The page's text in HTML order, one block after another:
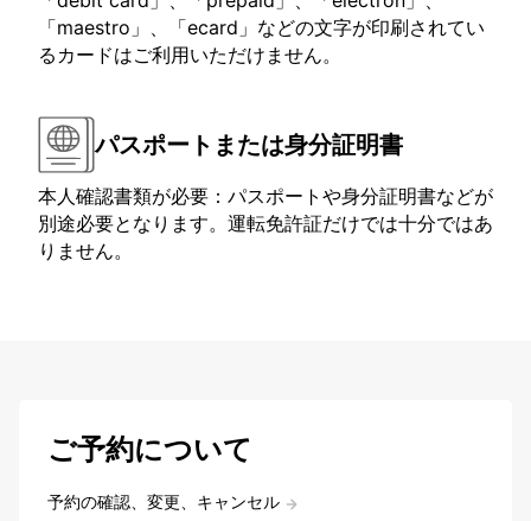
「maestro」、「ecard」などの文字が印刷されてい
るカードはご利用いただけません。
パスポートまたは身分証明書
本人確認書類が必要：パスポートや身分証明書などが
別途必要となります。運転免許証だけでは十分ではあ
りません。
ご予約について
予約の確認、変更、キャンセル